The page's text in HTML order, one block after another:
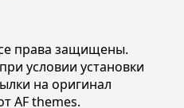
права защищены.
условии установки
на оригинал
AF themes.